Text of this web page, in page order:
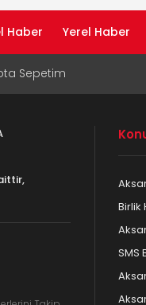
Haber Yerel Haber
Sepetim
ve Yapay Zeka
| Hızlı ve Akıllı
Birlik
SMS